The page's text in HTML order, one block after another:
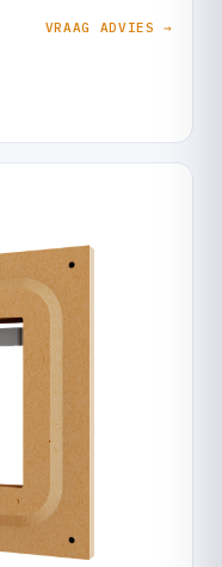
VRAAG ADVIES →